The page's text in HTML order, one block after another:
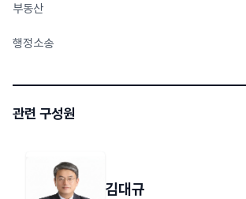
부동산
행정소송
관련 구성원
김대규